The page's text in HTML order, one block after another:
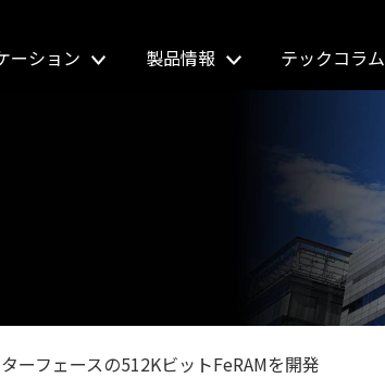
ーション 製品情報 テックコラム
ーフェースの512KビットFeRAMを開発